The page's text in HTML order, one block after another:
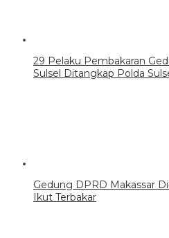
29 Pelaku Pembakaran
Sulsel Ditangkap Polda
Gedung DPRD Makassar
Ikut Terbakar